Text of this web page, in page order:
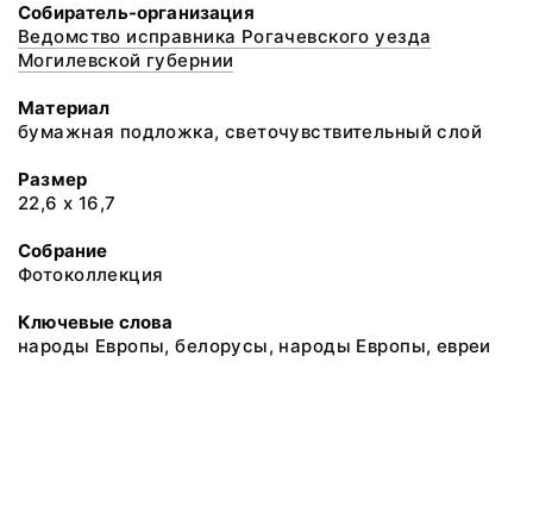
Собиратель-организация
Ведомство исправника Рогачевского уезда
Могилевской губернии
Материал
бумажная подложка, светочувствительный слой
Размер
22,6 х 16,7
Собрание
Фотоколлекция
Ключевые слова
народы Европы, белорусы, народы Европы, евреи